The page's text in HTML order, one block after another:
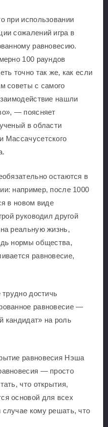
при использовании
сожалений игра в
равновесию.
100 раундов
точно так же, как если
советы с самого
нашли
— поясняет
в области
Массачусетского
остаются в
например, после 1000
в новом виде
руководил другой
реальную жизнь,
нормы общества,
равновесие,
достичь
равновесие —
кандидат» на роль
равновесия Нэша
— просто
что открытия,
основой для всех
кому решать, что